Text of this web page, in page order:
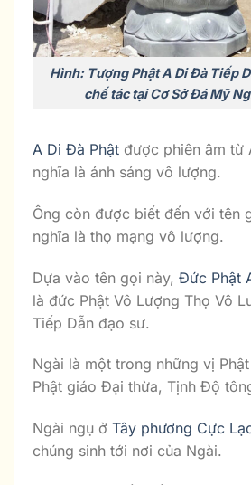
Hình: Tượng Phật A Di Đà Tiếp
chế tác tại Cơ Sở Đá Mỹ
A Di Đà Phật được phiên âm từ
nghĩa là ánh sáng vô lượng.
Ông còn được biết đến với tên
nghĩa là thọ mạng vô lượng.
Dựa vào tên gọi này, Đức Phật
là đức Phật Vô Lượng Thọ Vô
Tiếp Dẫn đạo sư.
Ngài là một trong những vị
Phật giáo Đại thừa, Tịnh Độ
Ngài ngụ ở Tây phương Cực
chúng sinh tới nơi của Ngài.